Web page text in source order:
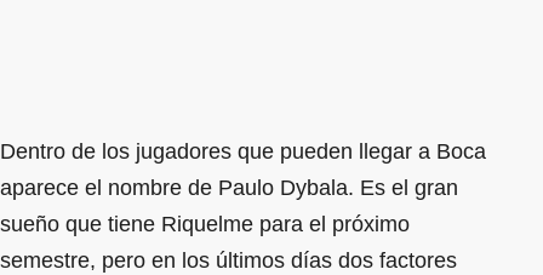
Dentro de los jugadores que pueden llegar a Boca
aparece el nombre de Paulo Dybala. Es el gran
sueño que tiene Riquelme para el próximo
semestre, pero en los últimos días dos factores